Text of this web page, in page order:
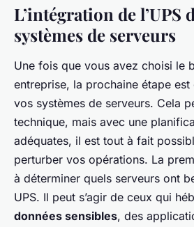
L’intégration de l’UPS
systèmes de serveurs
Une fois que vous avez choisi le
entreprise, la prochaine étape est
vos systèmes de serveurs. Cela
technique, mais avec une
adéquates, il est tout à fait
perturber vos opérations. La
à déterminer quels serveurs ont
UPS. Il peut s’agir de ceux qui
données sensibles, des